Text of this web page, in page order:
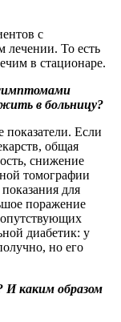
с
лечении. То есть
в стационаре.
симптомами
в больницу?
показатели. Если
общая
снижение
томографии
для
поражение
диабетик: у
но его
И каким образом